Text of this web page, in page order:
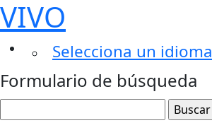
VIVO
Selecciona un idioma
Formulario de búsqueda